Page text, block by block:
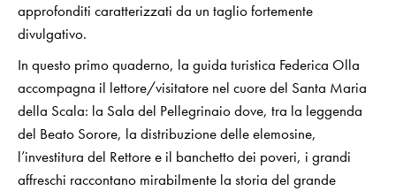
approfonditi caratterizzati da un taglio fortemente
divulgativo.
In questo primo quaderno, la guida turistica Federica Olla
accompagna il lettore/visitatore nel cuore del Santa Maria
della Scala: la Sala del Pellegrinaio dove, tra la leggenda
del Beato Sorore, la distribuzione delle elemosine,
l’investitura del Rettore e il banchetto dei poveri, i grandi
affreschi raccontano mirabilmente la storia del grande